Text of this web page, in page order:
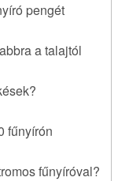
pengét
a talajtól
fűnyírón
fűnyíróval?